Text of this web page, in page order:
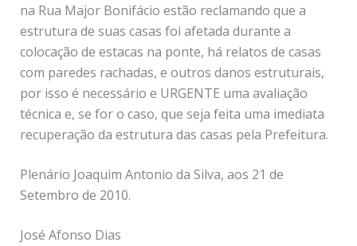
na Rua Major Bonifácio estão reclamando que a
estrutura de suas casas foi afetada durante a
colocação de estacas na ponte, há relatos de casas
com paredes rachadas, e outros danos estruturais,
por isso é necessário e URGENTE uma avaliação
técnica e, se for o caso, que seja feita uma imediata
recuperação da estrutura das casas pela Prefeitura.
Plenário Joaquim Antonio da Silva, aos 21 de
Setembro de 2010.
José Afonso Dias